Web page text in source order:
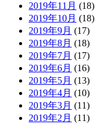
2019年11月 (18)
2019年10月 (18)
2019年9月 (17)
2019年8月 (18)
2019年7月 (17)
2019年6月 (16)
2019年5月 (13)
2019年4月 (10)
2019年3月 (11)
2019年2月 (11)